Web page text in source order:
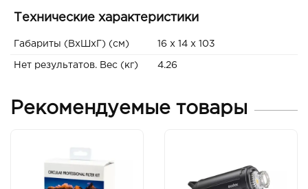
Технические характеристики
Габариты (ВxШxГ) (см) 16 x 14 x 103
Нет результатов. Вес (кг) 4.26
Рекомендуемые товары